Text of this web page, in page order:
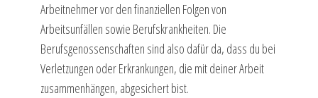
Arbeitnehmer vor den finanziellen Folgen von
Arbeitsunfällen sowie Berufskrankheiten. Die
Berufsgenossenschaften sind also dafür da, dass du bei
Verletzungen oder Erkrankungen, die mit deiner Arbeit
zusammenhängen, abgesichert bist.